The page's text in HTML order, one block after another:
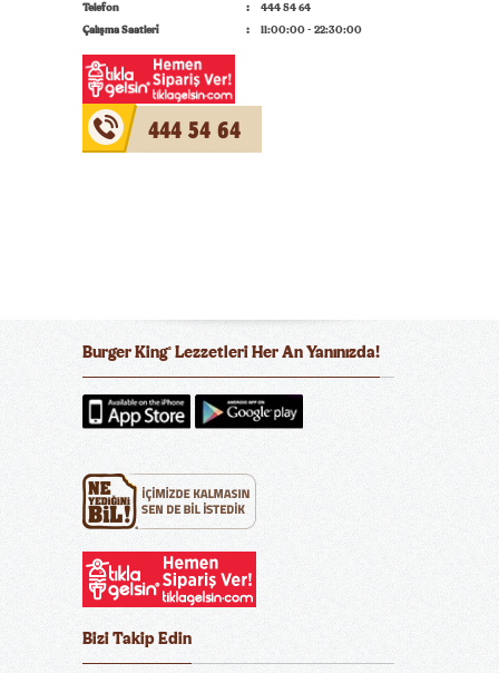
Telefon
444 54 64
Çalışma Saatleri
11:00:00 - 22:30:00
444 54 64
Burger King® Lezzetleri Her An Yanınızda!
Bizi Takip Edin